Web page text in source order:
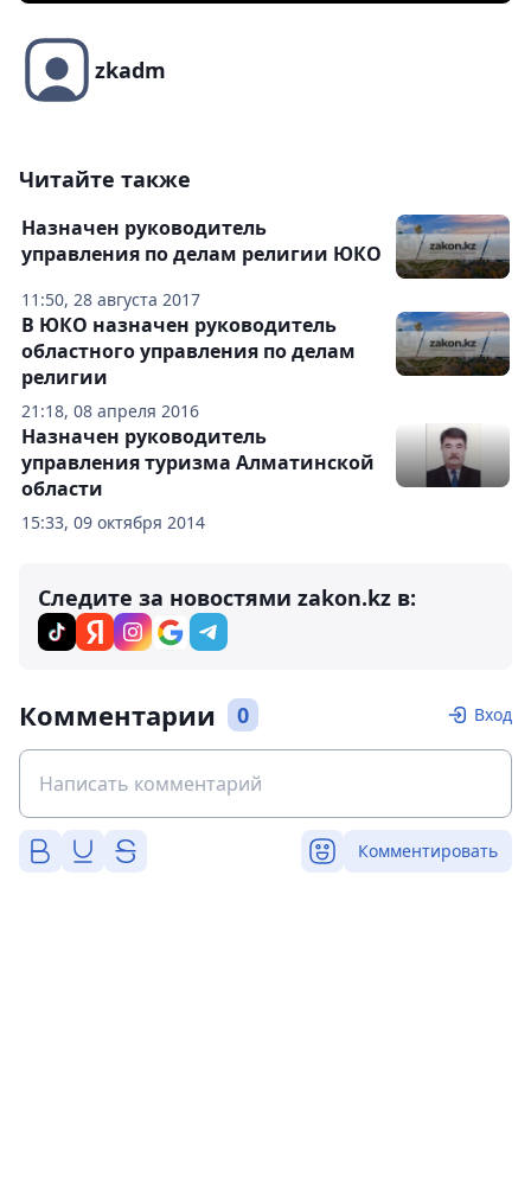
zkadm
Читайте также
11:50, 28 августа 2017
Назначен руководитель
управления по делам религии ЮКО
21:18, 08 апреля 2016
В ЮКО назначен руководитель
областного управления по делам
религии
15:33, 09 октября 2014
Назначен руководитель
управления туризма Алматинской
области
Следите за новостями zakon.kz в:
Комментарии 0 Вход
Комментировать